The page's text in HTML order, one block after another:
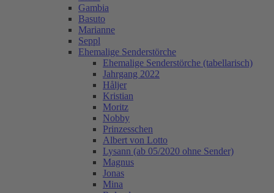
Gambia
Basuto
Marianne
Seppl
Ehemalige Senderstörche
Ehemalige Senderstörche (tabellarisch)
Jahrgang 2022
Håljer
Kristian
Moritz
Nobby
Prinzesschen
Albert von Lotto
Lysann (ab 05/2020 ohne Sender)
Magnus
Jonas
Mina